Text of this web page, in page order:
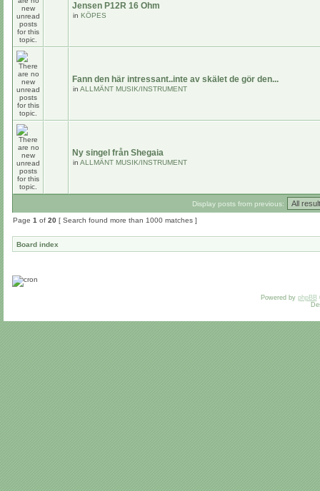
Jensen P12R 16 Ohm
in KÖPES
Fann den här intressant..inte av skälet de gör den...
in ALLMÄNT MUSIK/INSTRUMENT
Ny singel från Shegaia
in ALLMÄNT MUSIK/INSTRUMENT
Display posts from previous:
Page 1 of 20 [ Search found more than 1000 matches ]
Board index
Powered by phpBB